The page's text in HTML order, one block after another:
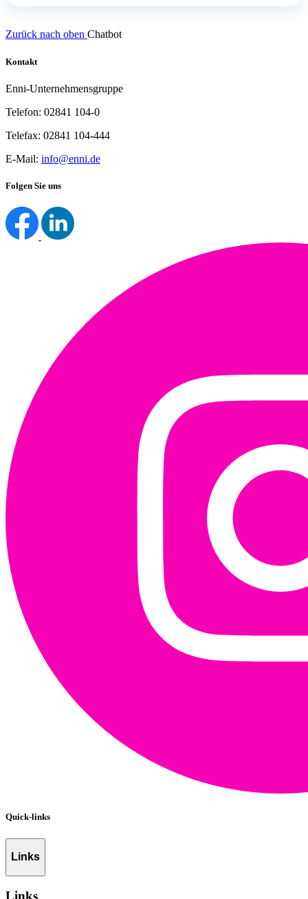
Zurück nach oben Chatbot
Kontakt
Enni-Unternehmensgruppe
Telefon: 02841 104-0
Telefax: 02841 104-444
E-Mail: info@enni.de
Folgen Sie uns
Quick-links
Links